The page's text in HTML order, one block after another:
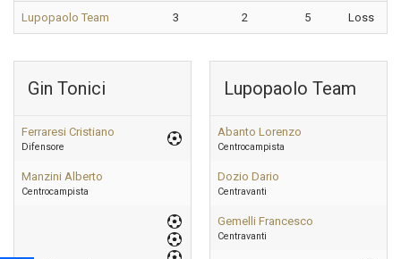
Lupopaolo Team 3 2 5 Loss
Gin Tonici
Ferraresi Cristiano
Difensore
Manzini Alberto
Centrocampista
Lupopaolo Team
Abanto Lorenzo
Centrocampista
Dozio Dario
Centravanti
Gemelli Francesco
Centravanti